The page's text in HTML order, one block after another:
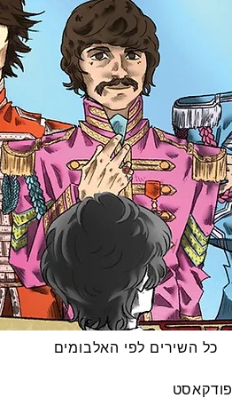
כל השירים לפי האלבומים
פודקאסט